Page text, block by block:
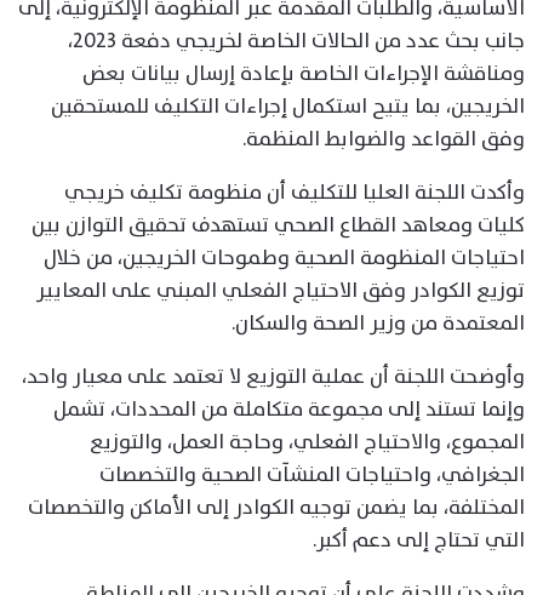
الأساسية، والطلبات المقدمة عبر المنظومة الإلكترونية، إلى
جانب بحث عدد من الحالات الخاصة لخريجي دفعة 2023،
ومناقشة الإجراءات الخاصة بإعادة إرسال بيانات بعض
الخريجين، بما يتيح استكمال إجراءات التكليف للمستحقين
وفق القواعد والضوابط المنظمة.
وأكدت اللجنة العليا للتكليف أن منظومة تكليف خريجي
كليات ومعاهد القطاع الصحي تستهدف تحقيق التوازن بين
احتياجات المنظومة الصحية وطموحات الخريجين، من خلال
توزيع الكوادر وفق الاحتياج الفعلي المبني على المعايير
المعتمدة من وزير الصحة والسكان.
وأوضحت اللجنة أن عملية التوزيع لا تعتمد على معيار واحد،
وإنما تستند إلى مجموعة متكاملة من المحددات، تشمل
المجموع، والاحتياج الفعلي، وحاجة العمل، والتوزيع
الجغرافي، واحتياجات المنشآت الصحية والتخصصات
المختلفة، بما يضمن توجيه الكوادر إلى الأماكن والتخصصات
التي تحتاج إلى دعم أكبر.